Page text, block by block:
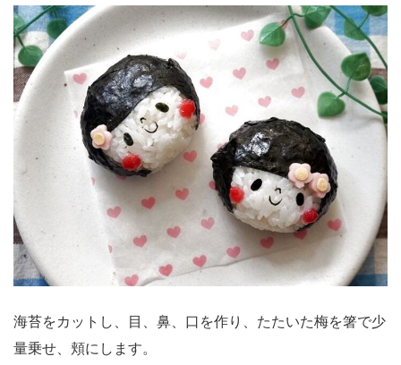
海苔をカットし、目、鼻、口を作り、たたいた梅を箸で少
量乗せ、頬にします。